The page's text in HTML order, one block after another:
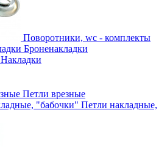
Поворотники, wc - комплекты
Броненакладки
Накладки
Петли врезные
Петли накладные,